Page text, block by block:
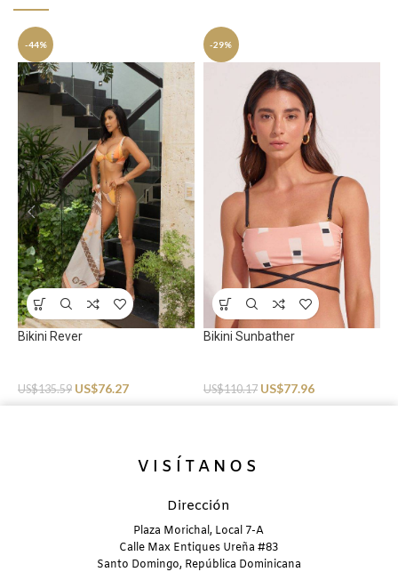
-44%
Bikini Rever
US$135.59 US$76.27
-29%
Bikini Sunbather
US$110.17 US$77.96
VISÍTANOS
Dirección
Plaza Morichal, Local 7-A
Calle Max Entiques Ureña #83
Santo Domingo, República Dominicana